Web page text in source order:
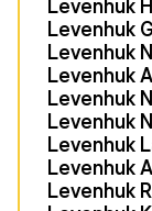
Levenhuk
Levenhuk
Levenhuk
Levenhuk
Levenhuk
Levenhuk
Levenhuk
Levenhuk
Levenhuk